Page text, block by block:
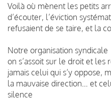
Voilà où mènent les petits
d’écouter, l’éviction
refusaient de se taire, et la
Notre organisation
on s’assoit sur le droit et les
jamais celui qui s’y oppose,
la mauvaise direction… et
silence